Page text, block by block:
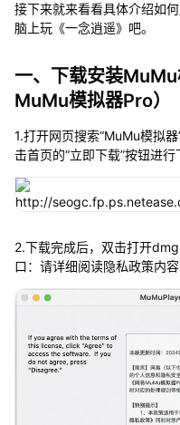
接下来就来看看具体介绍如
脑上玩《一念逍遥》吧。
一、下载安装
MuMu模拟器Pro）
1.打开网页搜索“MuMu模拟
击首页的“立即下载”按钮进行
2.下载完成后，双击打开
口：请详细阅读隐私政策内